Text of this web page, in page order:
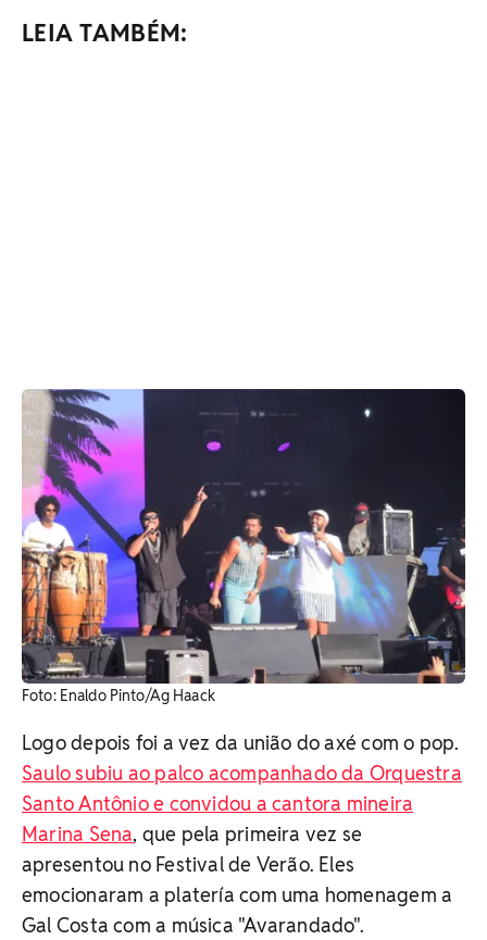
LEIA TAMBÉM:
Foto: Enaldo Pinto/Ag Haack
Logo depois foi a vez da união do axé com o pop.
Saulo subiu ao palco acompanhado da Orquestra
Santo Antônio e convidou a cantora mineira
Marina Sena, que pela primeira vez se
apresentou no Festival de Verão. Eles
emocionaram a platería com uma homenagem a
Gal Costa com a música "Avarandado".